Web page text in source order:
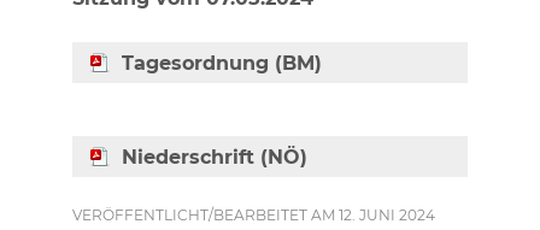
Tagesordnung (BM)
Niederschrift (NÖ)
VERÖFFENTLICHT/BEARBEITET AM 12. JUNI 2024